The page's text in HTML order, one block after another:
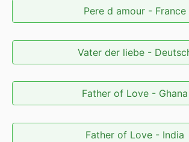
Pere d amour - France
Vater der liebe -
Father of Love - Ghana
Father of Love - India